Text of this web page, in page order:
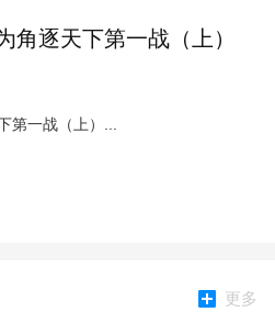
角逐天下第一战（上）
第一战（上）...
更多